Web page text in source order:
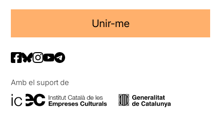
Unir-me
Amb el suport de